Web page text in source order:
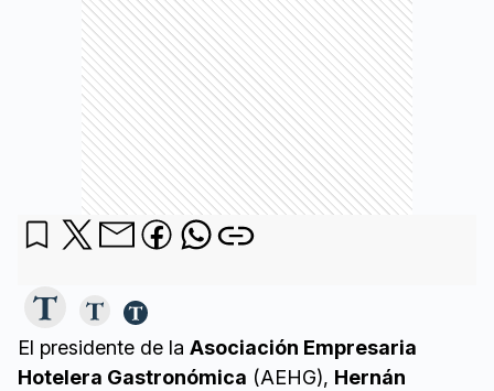
El presidente de la Asociación Empresaria
Hotelera Gastronómica (AEHG), Hernán